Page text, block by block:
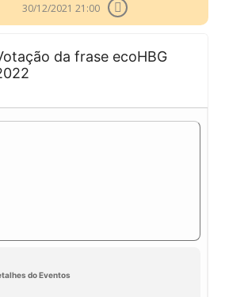
30/12/2021 21:00
da frase ecoHBG
do Eventos